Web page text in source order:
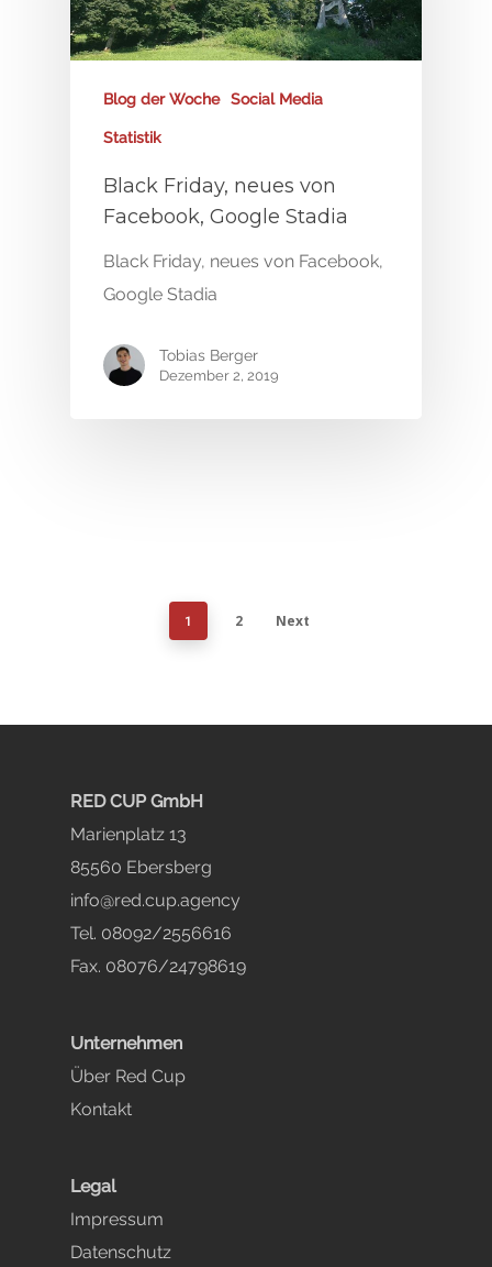
Blog der Woche Social Media
Statistik
Black Friday, neues von
Facebook, Google Stadia
Black Friday, neues von Facebook,
Google Stadia
Tobias Berger
Dezember 2, 2019
1 2 Next
RED CUP GmbH
Marienplatz 13
85560 Ebersberg
info@red.cup.agency
Tel. 08092/2556616
Fax. 08076/24798619
Unternehmen
Über Red Cup
Kontakt
Legal
Impressum
Datenschutz